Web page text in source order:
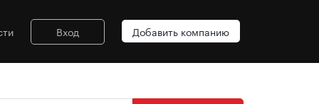
Вход Добавить компанию